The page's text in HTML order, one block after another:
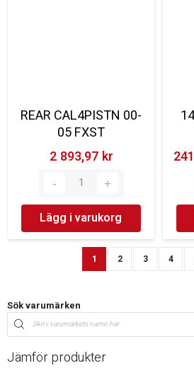
REAR CAL4PISTN 00-
05 FXST
2 893,97 kr‎
Lägg i varukorg
SidaYou're currently reading
1 Sida
2 Sida
3 Sida
4
Sök varumärken
Jämför produkter